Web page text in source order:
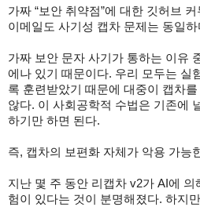
가짜 “보안 취약점”에 대한 깃허브
이메일도 사기성 캡차 문제는 동일하
가짜 보안 문자 사기가 통하는 이유
에나 있기 때문이다. 우리 모두는 실
록 훈련받았기 때문에 대중이 캡차
않다. 이 사회공학적 수법은 기존에
하기만 하면 된다.
즉, 캡차의 보편화 자체가 악용 가능
지난 몇 주 동안 리캡차 v2가 AI에
험이 있다는 것이 분명해졌다. 하지